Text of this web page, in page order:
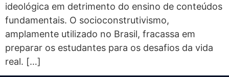
ideológica em detrimento do ensino de conteúdos
fundamentais. O socioconstrutivismo,
amplamente utilizado no Brasil, fracassa em
preparar os estudantes para os desafios da vida
real. […]